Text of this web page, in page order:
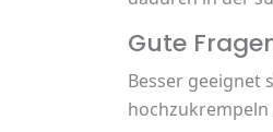
Gute
Besser geeignet
hochzukrempeln